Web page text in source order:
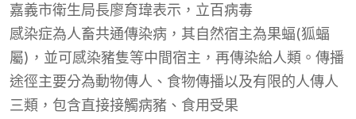
嘉義市衛生局長廖育瑋表示， 立百病毒
感染症為人畜共通傳染病，其自然宿主為果蝠(狐蝠
屬)，並可感染豬隻等中間宿主，再傳染給人類。傳播
途徑主要分為動物傳人、食物傳播以及有限的人傳人
三類，包含直接接觸病豬、食用受果